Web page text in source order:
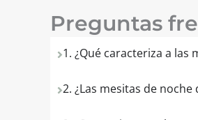
Preguntas
1. ¿Qué caracteriza a las
2. ¿Las mesitas de